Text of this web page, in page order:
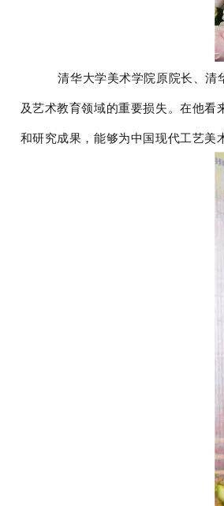
清华大学美术学院原院长、清
及艺术教育领域的重要损失。在他
和研究成果，能够为中国现代工艺美